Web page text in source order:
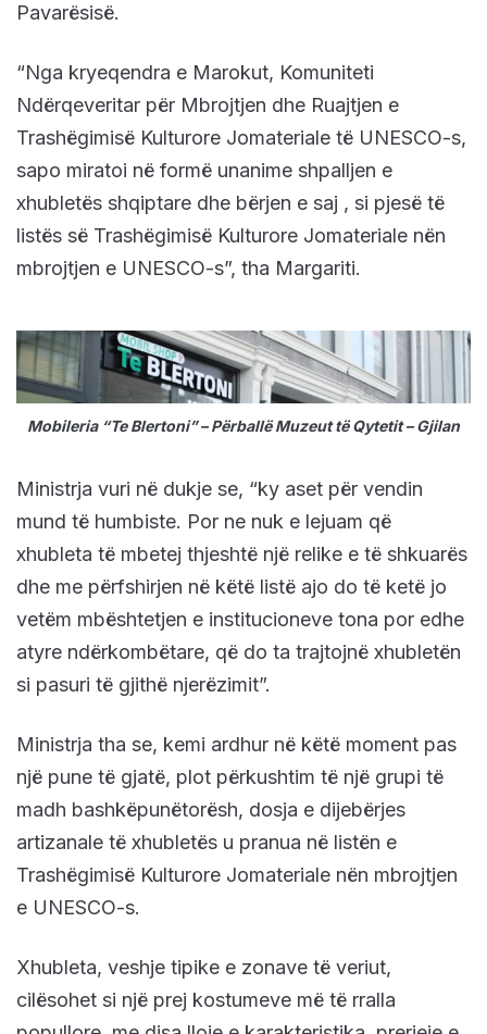
Pavarësisë.
“Nga kryeqendra e Marokut, Komuniteti
Ndërqeveritar për Mbrojtjen dhe Ruajtjen e
Trashëgimisë Kulturore Jomateriale të UNESCO-s,
sapo miratoi në formë unanime shpalljen e
xhubletës shqiptare dhe bërjen e saj , si pjesë të
listës së Trashëgimisë Kulturore Jomateriale nën
mbrojtjen e UNESCO-s”, tha Margariti.
Mobileria “Te Blertoni” – Përballë Muzeut të Qytetit – Gjilan
Ministrja vuri në dukje se, “ky aset për vendin
mund të humbiste. Por ne nuk e lejuam që
xhubleta të mbetej thjeshtë një relike e të shkuarës
dhe me përfshirjen në këtë listë ajo do të ketë jo
vetëm mbështetjen e institucioneve tona por edhe
atyre ndërkombëtare, që do ta trajtojnë xhubletën
si pasuri të gjithë njerëzimit”.
Ministrja tha se, kemi ardhur në këtë moment pas
një pune të gjatë, plot përkushtim të një grupi të
madh bashkëpunëtorësh, dosja e dijebërjes
artizanale të xhubletës u pranua në listën e
Trashëgimisë Kulturore Jomateriale nën mbrojtjen
e UNESCO-s.
Xhubleta, veshje tipike e zonave të veriut,
cilësohet si një prej kostumeve më të rralla